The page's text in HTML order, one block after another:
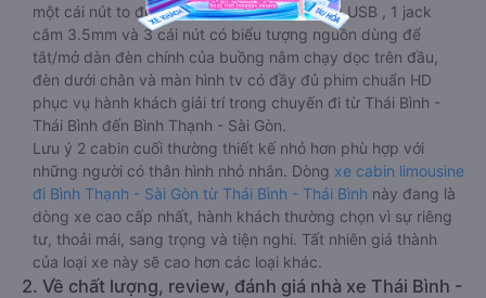
một cái nút to đùng để gọi tiếp viên, 2 cổng USB , 1 jack
cắm 3.5mm và 3 cái nút có biểu tượng nguồn dùng để
tắt/mở dàn đèn chính của buồng nằm chạy dọc trên đầu,
đèn dưới chân và màn hình tv có đầy đủ phim chuẩn HD
phục vụ hành khách giải trí trong chuyến đi từ Thái Bình -
Thái Bình đến Bình Thạnh - Sài Gòn.
Lưu ý 2 cabin cuối thường thiết kế nhỏ hơn phù hợp với
những người có thân hình nhỏ nhắn. Dòng xe cabin limousine
đi Bình Thạnh - Sài Gòn từ Thái Bình - Thái Bình này đang là
dòng xe cao cấp nhất, hành khách thường chọn vì sự riêng
tư, thoải mái, sang trọng và tiện nghi. Tất nhiên giá thành
của loại xe này sẽ cao hơn các loại khác.
2. Về chất lượng, review, đánh giá nhà xe Thái Bình -